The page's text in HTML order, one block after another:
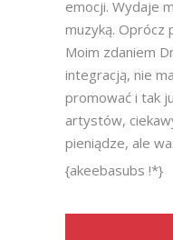
emocji. Wydaje
muzyką. Oprócz
Moim zdaniem
integracją, nie
promować i tak
artystów,
pieniądze, ale
{akeebasubs !*}